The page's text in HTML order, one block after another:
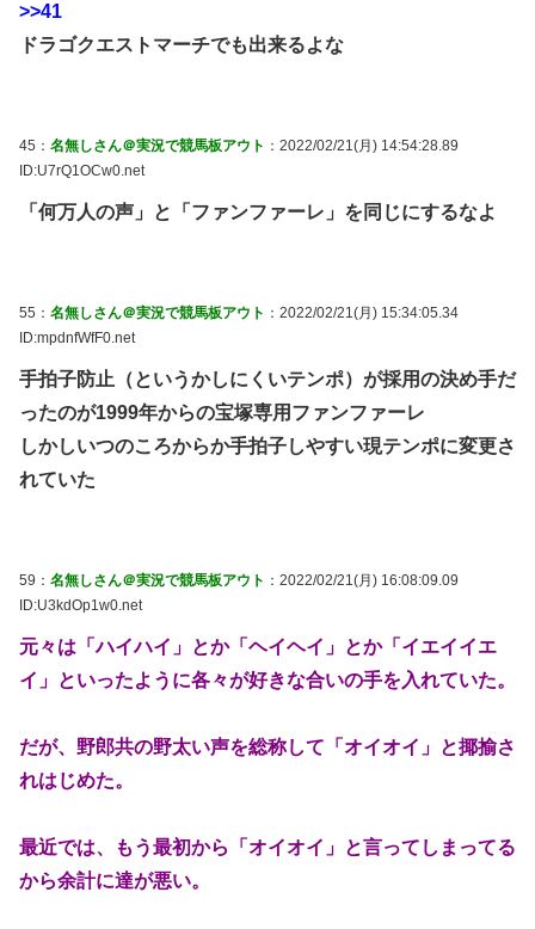
>>41
ドラゴクエストマーチでも出来るよな
45： 名無しさん＠実況で競馬板アウト ：2022/02/21(月) 14:54:28.89
ID:U7rQ1OCw0.net
「何万人の声」と「ファンファーレ」を同じにするなよ
55： 名無しさん＠実況で競馬板アウト ：2022/02/21(月) 15:34:05.34
ID:mpdnfWfF0.net
手拍子防止（というかしにくいテンポ）が採用の決め手だ
ったのが1999年からの宝塚専用ファンファーレ
しかしいつのころからか手拍子しやすい現テンポに変更さ
れていた
59： 名無しさん＠実況で競馬板アウト ：2022/02/21(月) 16:08:09.09
ID:U3kdOp1w0.net
元々は「ハイハイ」とか「ヘイヘイ」とか「イエイイエ
イ」といったように各々が好きな合いの手を入れていた。
だが、野郎共の野太い声を総称して「オイオイ」と揶揄さ
れはじめた。
最近では、もう最初から「オイオイ」と言ってしまってる
から余計に達が悪い。